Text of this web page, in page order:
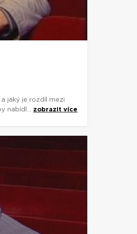
jaký je rozdíl mezi
nabídl... zobrazit více